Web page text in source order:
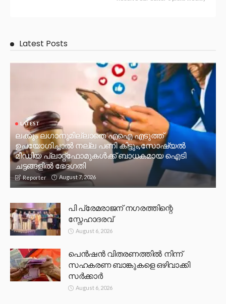
Latest Posts
LATEST
ലക്കും ലഗാനുമില്ലാതെ എഐ എടുത്ത്
ഉപയോഗിച്ചാല്‍ നല്ല പണി കിട്ടും,സോഷ്യല്‍
മീഡിയ പ്ലാറ്റ്‌ഫോമുകള്‍ക്ക് ബാധകമായ ഐടി
ചട്ടങ്ങളില്‍ ഭേദഗതി
Reporter August 7, 2026
പി പ്രേമരാജന് നഗരത്തിന്റെ
സ്നേഹാദരവ്
August 6, 2026
പെൻഷൻ വിതരണത്തിൽ നിന്ന്
സഹകരണ ബാങ്കുകളെ ഒഴിവാക്കി
സർക്കാർ
August 6, 2026